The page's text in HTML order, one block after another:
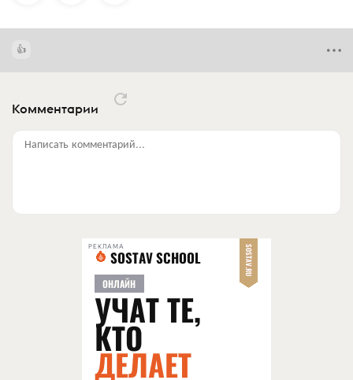
Комментарии
Написать комментарий...
РЕКЛАМА